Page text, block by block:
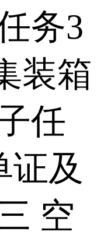
务3
装箱
任
证及
空